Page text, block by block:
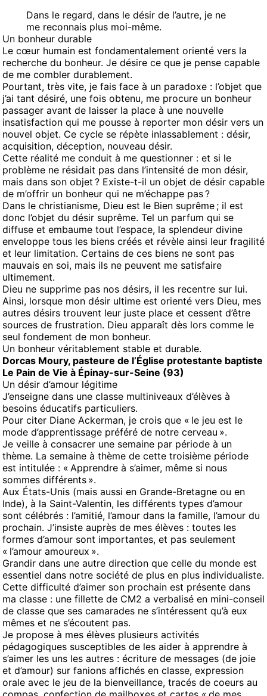
Dans le regard, dans le désir de l’autre, je ne
me reconnais plus moi-même.
Un bonheur durable
Le cœur humain est fondamentalement orienté vers la
recherche du bonheur. Je désire ce que je pense capable
de me combler durablement.
Pourtant, très vite, je fais face à un paradoxe : l’objet que
j’ai tant désiré, une fois obtenu, me procure un bonheur
passager avant de laisser la place à une nouvelle
insatisfaction qui me pousse à reporter mon désir vers un
nouvel objet. Ce cycle se répète inlassablement : désir,
acquisition, déception, nouveau désir.
Cette réalité me conduit à me questionner : et si le
problème ne résidait pas dans l’intensité de mon désir,
mais dans son objet ? Existe-t-il un objet de désir capable
de m’offrir un bonheur qui ne m’échappe pas ?
Dans le christianisme, Dieu est le Bien suprême ; il est
donc l’objet du désir suprême. Tel un parfum qui se
diffuse et embaume tout l’espace, la splendeur divine
enveloppe tous les biens créés et révèle ainsi leur fragilité
et leur limitation. Certains de ces biens ne sont pas
mauvais en soi, mais ils ne peuvent me satisfaire
ultimement.
Dieu ne supprime pas nos désirs, il les recentre sur lui.
Ainsi, lorsque mon désir ultime est orienté vers Dieu, mes
autres désirs trouvent leur juste place et cessent d’être
sources de frustration. Dieu apparaît dès lors comme le
seul fondement de mon bonheur.
Un bonheur véritablement stable et durable.
Dorcas Moury, pasteure de l’Église protestante baptiste
Le Pain de Vie à Épinay-sur-Seine (93)
Un désir d’amour légitime
J’enseigne dans une classe multiniveaux d’élèves à
besoins éducatifs particuliers.
Pour citer Diane Ackerman, je crois que « le jeu est le
mode d’apprentissage préféré de notre cerveau ».
Je veille à consacrer une semaine par période à un
thème. La semaine à thème de cette troisième période
est intitulée : « Apprendre à s’aimer, même si nous
sommes différents ».
Aux États-Unis (mais aussi en Grande-Bretagne ou en
Inde), à la Saint-Valentin, les différents types d’amour
sont célébrés : l’amitié, l’amour dans la famille, l’amour du
prochain. J’insiste auprès de mes élèves : toutes les
formes d’amour sont importantes, et pas seulement
« l’amour amoureux ».
Grandir dans une autre direction que celle du monde est
essentiel dans notre société de plus en plus individualiste.
Cette difficulté d’aimer son prochain est présente dans
ma classe : une fillette de CM2 a verbalisé en mini-conseil
de classe que ses camarades ne s’intéressent qu’à eux
mêmes et ne s’écoutent pas.
Je propose à mes élèves plusieurs activités
pédagogiques susceptibles de les aider à apprendre à
s’aimer les uns les autres : écriture de messages (de joie
et d’amour) sur fanions affichés en classe, expression
orale avec le jeu de la bienveillance, tracés de coeurs au